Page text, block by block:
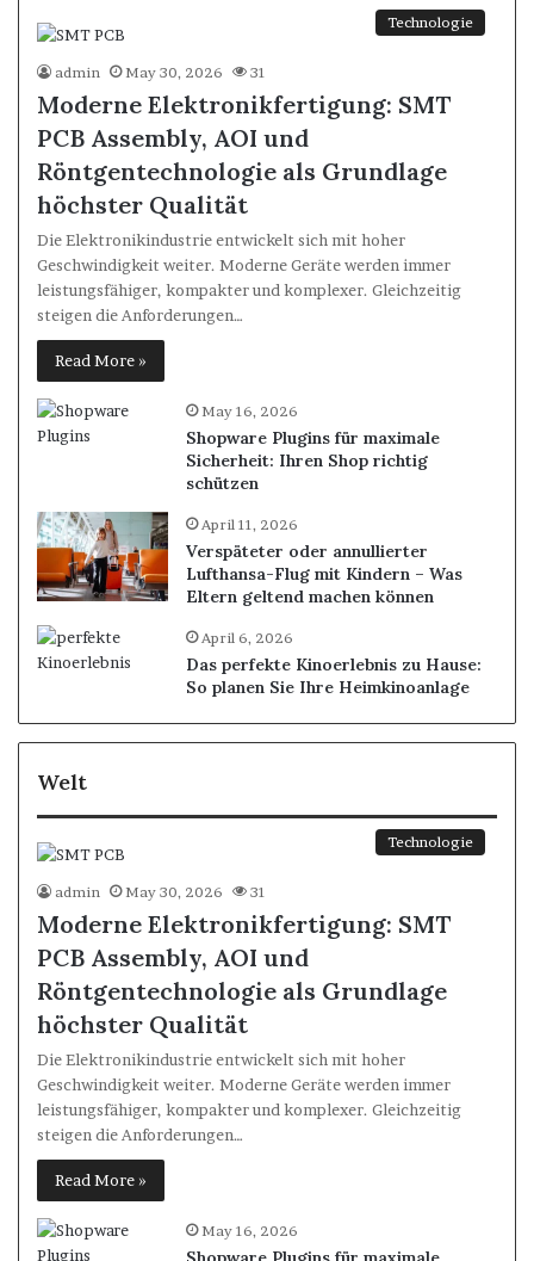
Technologie
admin May 30, 2026 31
Moderne Elektronikfertigung: SMT
PCB Assembly, AOI und
Röntgentechnologie als Grundlage
höchster Qualität
Die Elektronikindustrie entwickelt sich mit hoher
Geschwindigkeit weiter. Moderne Geräte werden immer
leistungsfähiger, kompakter und komplexer. Gleichzeitig
steigen die Anforderungen…
Read More »
May 16, 2026
Shopware Plugins für maximale
Sicherheit: Ihren Shop richtig
schützen
April 11, 2026
Verspäteter oder annullierter
Lufthansa-Flug mit Kindern – Was
Eltern geltend machen können
April 6, 2026
Das perfekte Kinoerlebnis zu Hause:
So planen Sie Ihre Heimkinoanlage
Welt
Technologie
admin May 30, 2026 31
Moderne Elektronikfertigung: SMT
PCB Assembly, AOI und
Röntgentechnologie als Grundlage
höchster Qualität
Die Elektronikindustrie entwickelt sich mit hoher
Geschwindigkeit weiter. Moderne Geräte werden immer
leistungsfähiger, kompakter und komplexer. Gleichzeitig
steigen die Anforderungen…
Read More »
May 16, 2026